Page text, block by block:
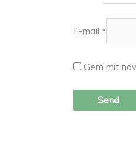
E-mail *
Gem mit